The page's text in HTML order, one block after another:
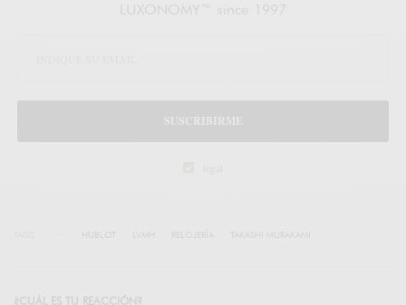
LUXONOMY™ since 1997
SUSCRIBIRME
HUBLOT LVMH RELOJERÍA TAKASHI MURAKAMI